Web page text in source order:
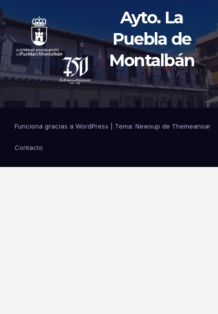
Ayto. La
Puebla de
Montalbán
Funciona gracias a WordPress Tema: Newsup de Themeansar
Contacto